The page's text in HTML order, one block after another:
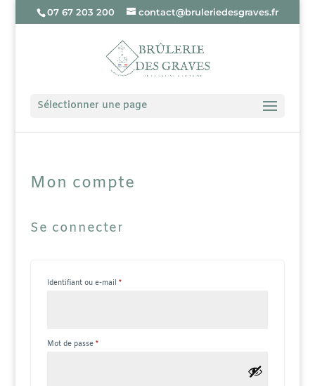
07 67 203 200 contact@bruleriedesgraves.fr
Sélectionner une page
Mon compte
Se connecter
Identifiant ou e-mail *Obligatoire
Mot de passe *Obligatoire